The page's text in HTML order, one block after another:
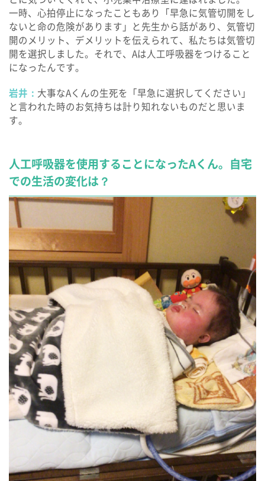
一時、心拍停止になったこともあり「早急に気管切開をし
ないと命の危険があります」と先生から話があり、気管切
開のメリット、デメリットを伝えられて、私たちは気管切
開を選択しました。それで、Aは人工呼吸器をつけること
になったんです。
岩井： 大事なAくんの生死を「早急に選択してください」
と言われた時のお気持ちは計り知れないものだと思いま
す。
人工呼吸器を使用することになったAくん。自宅
での生活の変化は？